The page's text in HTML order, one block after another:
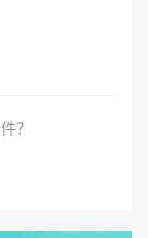
？